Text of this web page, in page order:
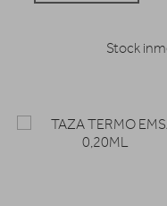
Stock